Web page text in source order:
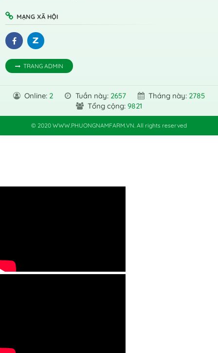
MẠNG XÃ HỘI
TRANG ADMIN
Online: 2 Tuần này: 2657 Tháng này: 2785
Tổng cộng:9821
© 2020 WWW.PHUONGNAMFARM.VN. All rights reserved